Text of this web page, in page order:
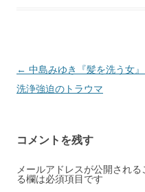
投
稿
ゲ
ー
シ
← 中島みゆき『髪を洗う女』
洗浄強迫のトラウマ
コメントを残す
メールアドレスが公開される
る欄は必須項目です